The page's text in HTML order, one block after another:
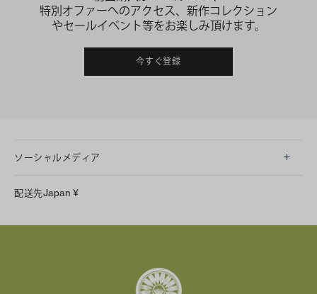
特別オファーへのアクセス、新作コレクション
やセールイベント等をお楽しみ頂けます。
今すぐ登録
ソーシャルメディア
Facebook
配送先Japan ¥